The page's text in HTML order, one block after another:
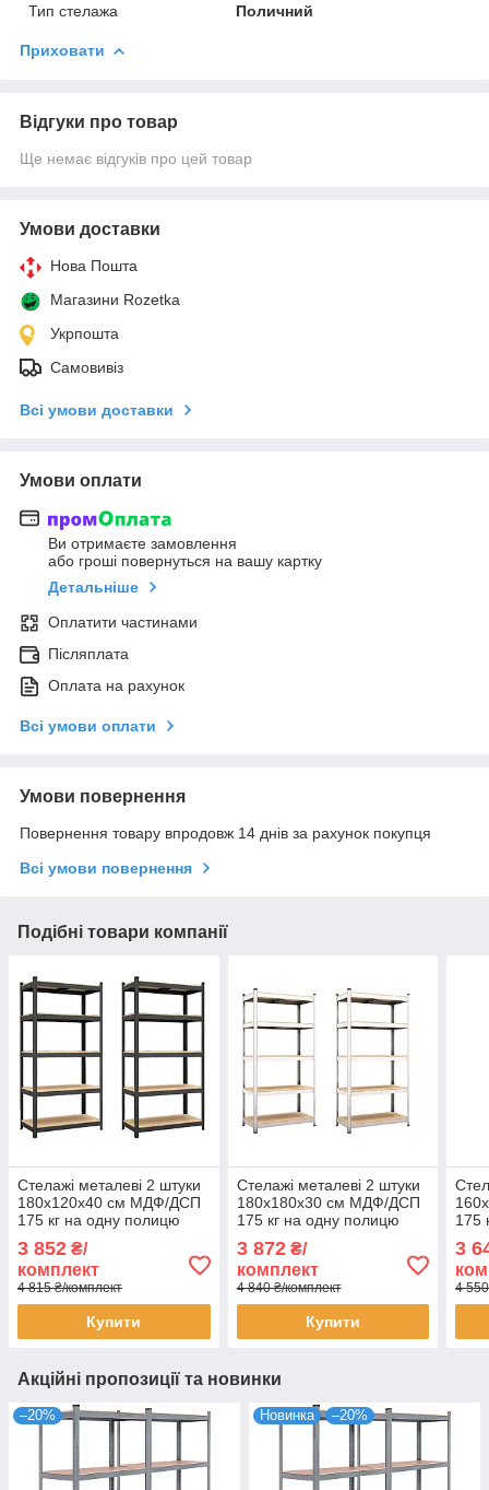
Тип стелажа Поличний
Приховати
Відгуки про товар
Ще немає відгуків про цей товар
Умови доставки
Нова Пошта
Магазини Rozetka
Укрпошта
Самовивіз
Всі умови доставки
Умови оплати
Ви отримаєте замовлення
або гроші повернуться на вашу картку
Детальніше
Оплатити частинами
Післяплата
Оплата на рахунок
Всі умови оплати
Умови повернення
Повернення товару впродовж 14 днів за рахунок покупця
Всі умови повернення
Подібні товари компанії
Стелажі металеві 2 штуки
180х120х40 см МДФ/ДСП
175 кг на одну полицю
полиці (х2) комплект
3 852 ₴/
комплект
4 815 ₴/комплект
Купити
Стелажі металеві 2 штуки
180х180х30 см МДФ/ДСП
175 кг на одну полицю
комплект
3 872₴/
комплект
4 840 ₴/комплект
Купити
175
3
4
Акційні пропозиції та новинки
–20% Новинка –20%